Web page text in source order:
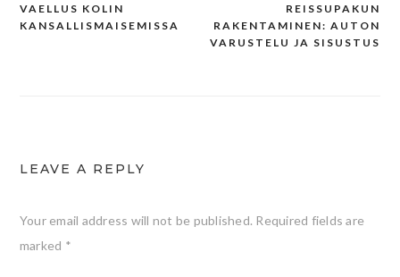
Post
REISSUPAKUN
RAKENTAMINEN: AUTON
VARUSTELU JA SISUSTUS
VAELLUS KOLIN
KANSALLISMAISEMISSA
LEAVE A REPLY
Your email address will not be published. Required fields are
marked *